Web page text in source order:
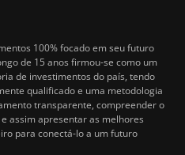
100% focado em seu futuro
de 15 anos firmou-se como um
de investimentos do país, tendo
qualificado e uma metodologia
transparente, compreender o
assim apresentar as melhores
para conectá-lo a um futuro